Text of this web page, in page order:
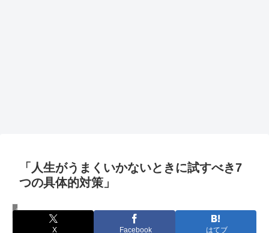
「人生がうまくいかないときに試すべき7
つの具体的対策」
ライフハック
X Facebook はてブ